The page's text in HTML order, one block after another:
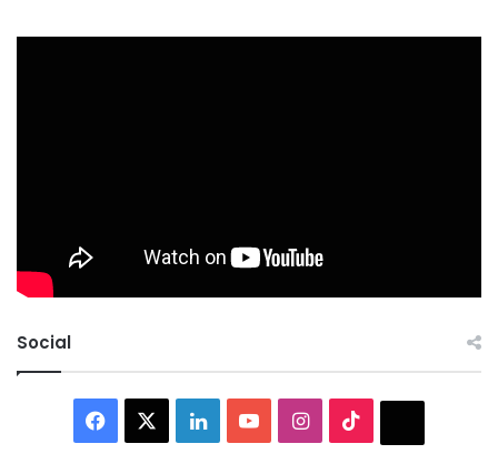
Social
Facebook LinkedInYouTubeInstagram